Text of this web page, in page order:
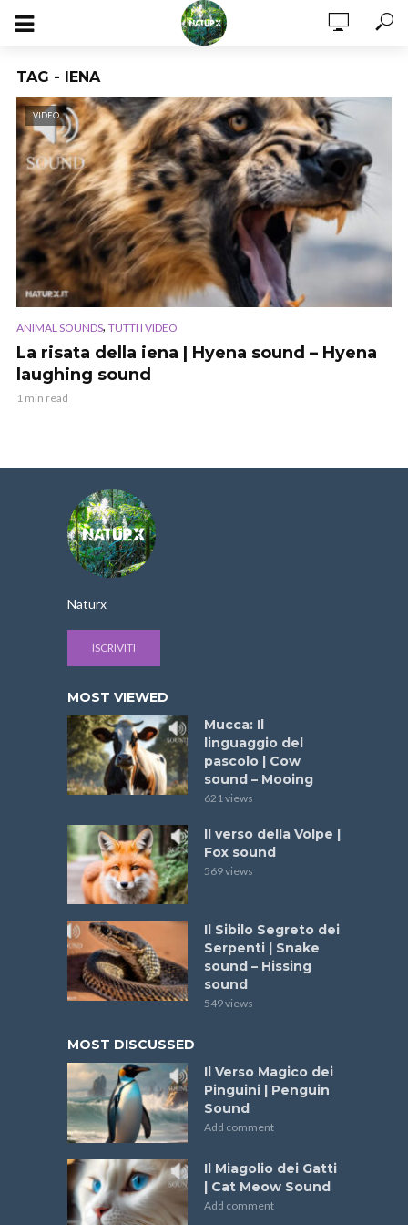
TAG - IENA
VIDEO
ANIMAL SOUNDS, TUTTI I VIDEO
La risata della iena | Hyena sound – Hyena
laughing sound
1 min read
Naturx
ISCRIVITI
MOST VIEWED
Mucca: Il
linguaggio del
pascolo | Cow
sound – Mooing
621 views
Il verso della Volpe |
Fox sound
569 views
Il Sibilo Segreto dei
Serpenti | Snake
sound – Hissing
sound
549 views
MOST DISCUSSED
Il Verso Magico dei
Pinguini | Penguin
Sound
Add comment
Il Miagolio dei Gatti
| Cat Meow Sound
Add comment